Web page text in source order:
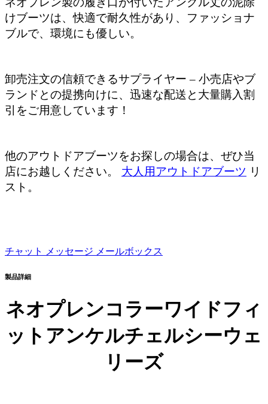
けブーツは、快適で耐久性があり、ファッショナ
ブルで、環境にも優しい。
卸売注文の信頼できるサプライヤー – 小売店やブ
ランドとの提携向けに、迅速な配送と大量購入割
引をご用意しています！
他のアウトドアブーツをお探しの場合は、ぜひ当
店にお越しください。 大人用アウトドアブーツ リ
スト。
チャット メッセージ メールボックス
製品詳細
ネオプレンコラーワイドフィ
ットアンケルチェルシーウェ
リーズ